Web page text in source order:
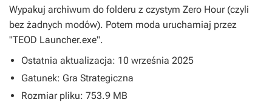
Wypakuj archiwum do folderu z czystym Zero Hour(czyli
bez żadnych modów). Potem moda uruchamiaj przez
"TEOD Launcher.exe".
Ostatnia aktualizacja: 10 września 2025
Gatunek: Gra Strategiczna
Rozmiar pliku: 753.9 MB